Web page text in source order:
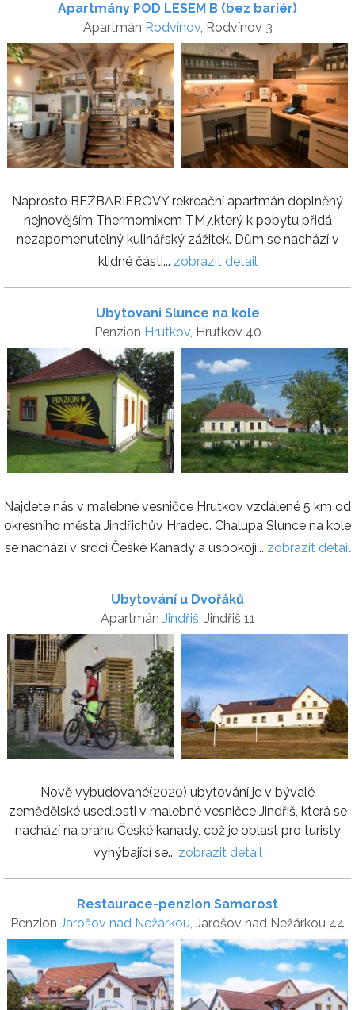
Apartmány POD LESEM B (bez bariér)
Apartmán Rodvínov, Rodvínov 3
Naprosto BEZBARIÉROVÝ rekreační apartmán doplněný
nejnovějším Thermomixem TM7,který k pobytu přidá
nezapomenutelný kulinářský zážitek. Dům se nachází v
klidné části... zobrazit detail
Ubytovani Slunce na kole
Penzion Hrutkov, Hrutkov 40
Najdete nás v malebné vesničce Hrutkov vzdálené 5 km od
okresního města Jindřichův Hradec. Chalupa Slunce na kole
se nachází v srdci České Kanady a uspokojí... zobrazit detail
Ubytování u Dvořáků
Apartmán Jindřiš , Jindřiš 11
Nově vybudované(2020) ubytování je v bývalé
zemědělské usedlosti v malebné vesničce Jindřiš, která se
nachází na prahu České kanady, což je oblast pro turisty
vyhýbající se... zobrazit detail
Restaurace-penzion Samorost
Penzion Jarošov nad Nežárkou , Jarošov nad Nežárkou 44